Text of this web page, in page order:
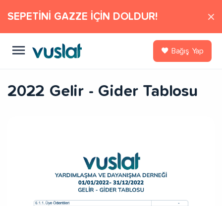
SEPETİNİ GAZZE İÇİN DOLDUR!
Bağış Yap
2022 Gelir - Gider Tablosu